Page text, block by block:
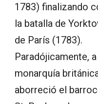
1783) finalizando
la batalla de
de París (1783).
Paradójicamente,
monarquía
aborreció el